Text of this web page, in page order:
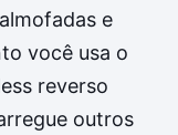
e
você usa o
reverso
outros